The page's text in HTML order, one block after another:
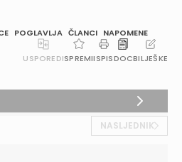
POGLAVLJA ČLANCI NAPOMENE
USPOREDISPREMIISPISDOCBILJEŠKE
NASLJEDNIK